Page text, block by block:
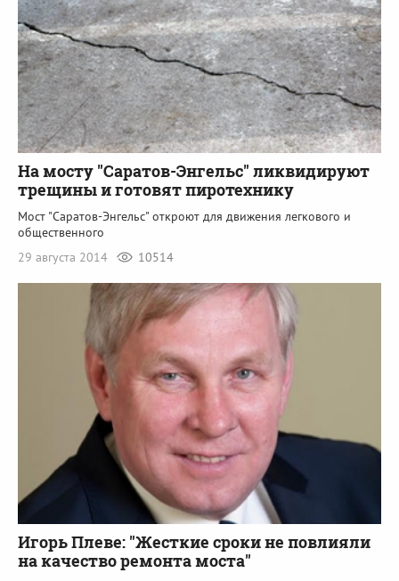
На мосту "Саратов-Энгельс" ликвидируют
трещины и готовят пиротехнику
Мост "Саратов-Энгельс" откроют для движения легкового и
общественного
29 августа 2014
10514
Игорь Плеве: "Жесткие сроки не повлияли
на качество ремонта моста"